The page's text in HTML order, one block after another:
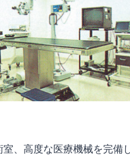
、高度な医療機械を完備